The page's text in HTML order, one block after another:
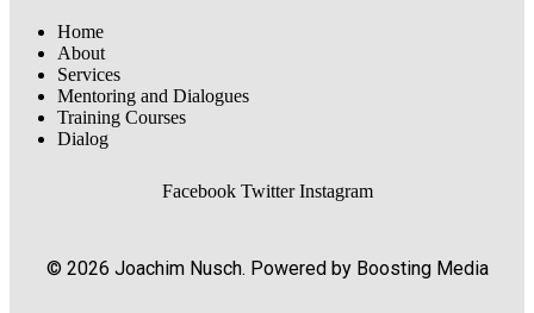
Home
About
Services
Mentoring and Dialogues
Training Courses
Dialog
Facebook Twitter Instagram
© 2026 Joachim Nusch. Powered by Boosting Media